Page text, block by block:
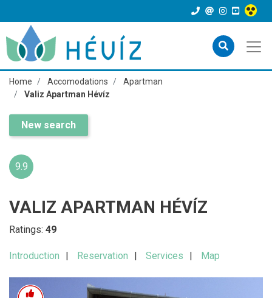
Home Accomodations
Apartman
Valiz Apartman Hévíz
New search
9.9
VALIZ APARTMAN HÉVÍZ
Ratings: 49
Introduction Reservation Services Map